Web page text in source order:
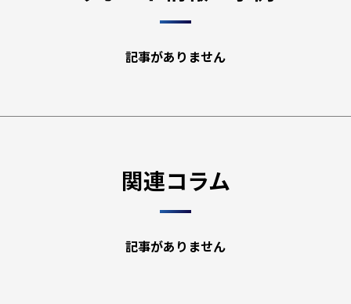
記事がありません
関連コラム
記事がありません